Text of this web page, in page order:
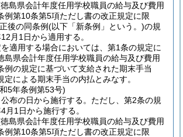
島県会計年度任用学校職員の給与及び費用
例第10条第5項ただし書の改正規定に限
後の同条例(以下「新条例」という。)の規
月1日から適用する。
適用する場合においては、第1条の規定に
島県会計年度任用学校職員の給与及び費用
例の規定に基づいて支給された期末手当
定による期末手当の内払とみなす。
5年条例第53号)
布の日から施行する。 ただし、第2条の規
月1日から施行する。
島県会計年度任用学校職員の給与及び費用
例第10条第5項ただし書の改正規定に限